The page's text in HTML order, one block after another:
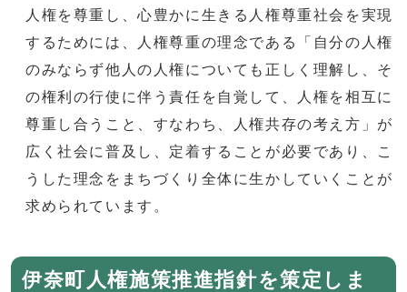
人権を尊重し、心豊かに生きる人権尊重社会を実現
するためには、人権尊重の理念である「自分の人権
のみならず他人の人権についても正しく理解し、そ
の権利の行使に伴う責任を自覚して、人権を相互に
尊重し合うこと、すなわち、人権共存の考え方」が
広く社会に普及し、定着することが必要であり、こ
うした理念をまちづくり全体に生かしていくことが
求められています。
伊奈町人権施策推進指針を策定しま